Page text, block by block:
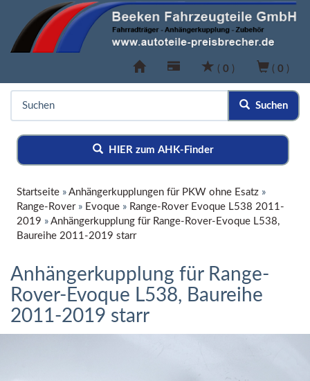
( 0 ) ( 0 )
Suchen
HIER zum AHK-Finder
Startseite » Anhängerkupplungen für PKW ohne Esatz »
Range-Rover» Evoque » Range-Rover Evoque L538 2011-
2019 » Anhängerkupplung für Range-Rover-Evoque L538,
Baureihe 2011-2019 starr
Anhängerkupplung für Range-
Rover-Evoque L538, Baureihe
2011-2019 starr